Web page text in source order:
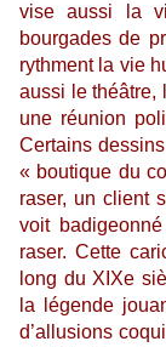
vise aussi la
bourgades de
rythment la vie
aussi le théâtre,
une réunion
Certains
« boutique du
raser, un client
voit
raser. Cette
long du XIXe
la légende
d’allusions